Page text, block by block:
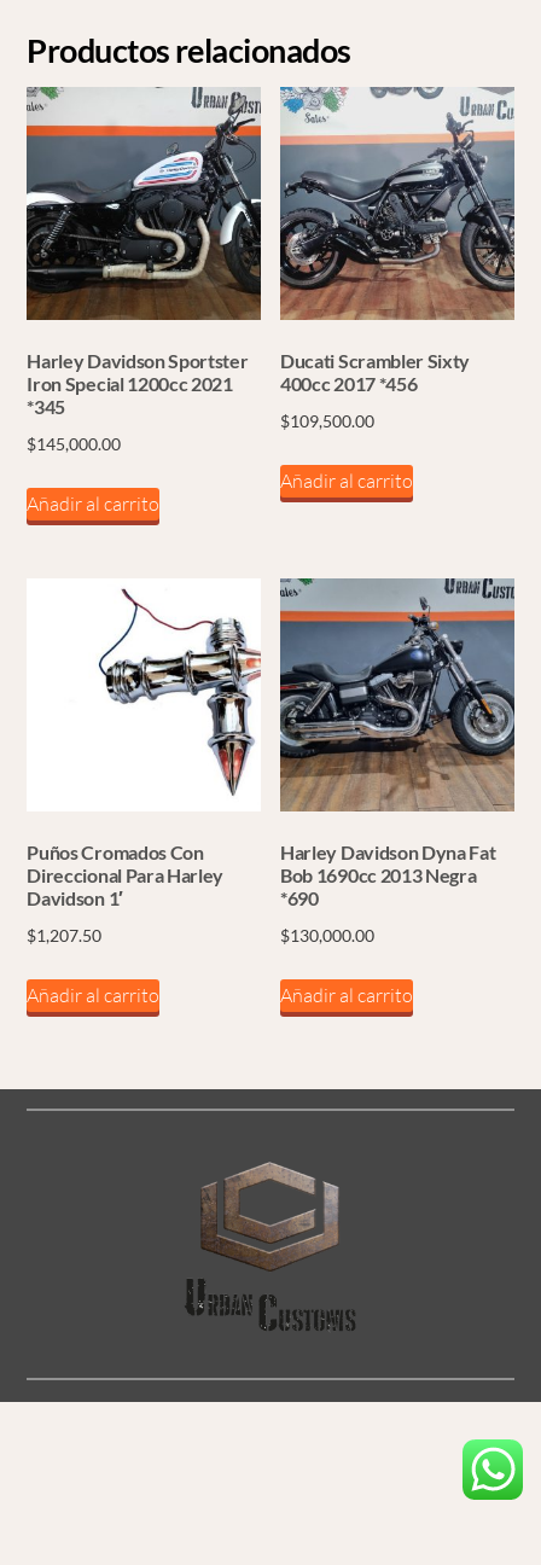
Productos relacionados
Harley Davidson Sportster
Iron Special 1200cc 2021
*345
$145,000.00
Añadir al carrito
Ducati Scrambler Sixty
400cc 2017 *456
$109,500.00
Añadir al carrito
Puños Cromados Con
Direccional Para Harley
Davidson 1′
$1,207.50
Añadir al carrito
Harley Davidson Dyna Fat
Bob 1690cc 2013 Negra
*690
$130,000.00
Añadir al carrito